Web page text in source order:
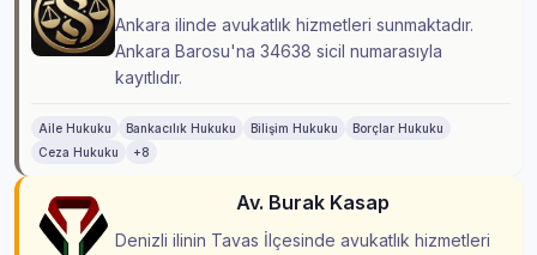
Ankara ilinde avukatlık hizmetleri sunmaktadır.
Ankara Barosu'na 34638 sicil numarasıyla
kayıtlıdır.
Aile Hukuku Bankacılık Hukuku Bilişim Hukuku
Borçlar Hukuku
Ceza Hukuku
+8
Av. Burak Kasap
Denizli ilinin Tavas İlçesinde avukatlık hizmetleri